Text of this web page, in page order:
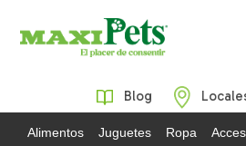
Blog
Alimentos Juguetes Ropa